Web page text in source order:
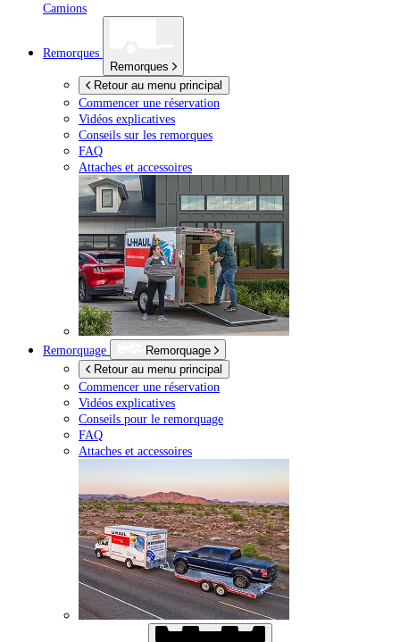
Camions
Remorques
Remorques
Retour au menu principal
Commencer une réservation
Vidéos explicatives
Conseils sur les remorques
FAQ
Attaches et accessoires
Remorquage
Remorquage
Retour au menu principal
Commencer une réservation
Vidéos explicatives
Conseils pour le remorquage
FAQ
Attaches et accessoires